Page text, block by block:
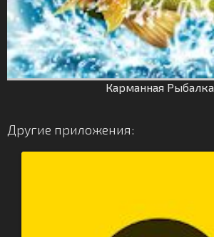
Карманная Рыбалка
Другие приложения: